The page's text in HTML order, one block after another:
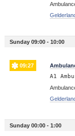
Sunday 09:00 - 10:00
09:27
A1
Sunday 00:00 - 1:00